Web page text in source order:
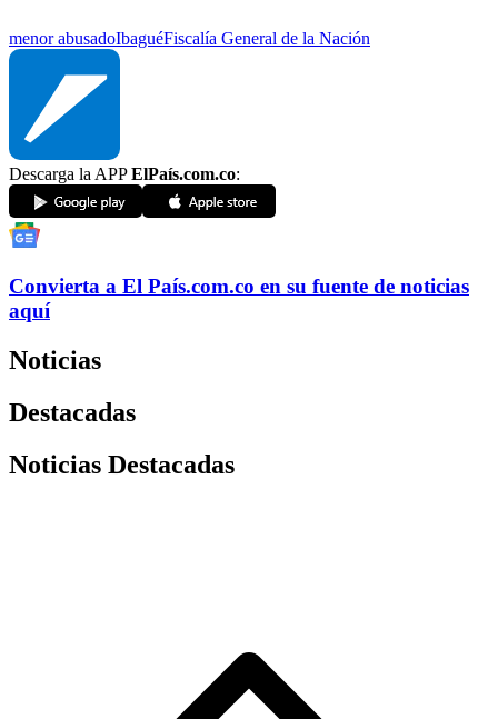
menor abusadoIbaguéFiscalía General de la Nación
Descarga la APPElPaís.com.co:
Convierta a El País.com.co en su fuente de noticias
aquí
Noticias
Destacadas
Noticias Destacadas